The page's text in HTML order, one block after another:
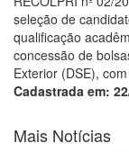
seleção de
qualificação
concessão de
Exterior (DSE),
Cadastrada em:
Mais Notícias